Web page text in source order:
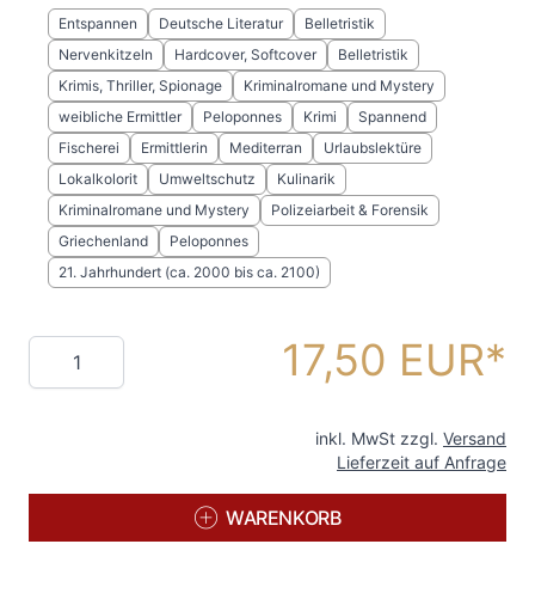
Entspannen Deutsche Literatur
Belletristik
Nervenkitzeln
Hardcover, Softcover
Belletristik
Krimis, Thriller, Spionage
Kriminalromane und Mystery
weibliche Ermittler
Peloponnes Krimi
Spannend
Fischerei
Ermittlerin Mediterran
Urlaubslektüre
Lokalkolorit
Umweltschutz
Kulinarik
Kriminalromane und Mystery
Polizeiarbeit & Forensik
Griechenland
Peloponnes
21. Jahrhundert (ca. 2000 bis ca. 2100)
Menge 17,50 EUR
inkl. MwSt zzgl. Versand
Lieferzeit auf Anfrage
WARENKORB